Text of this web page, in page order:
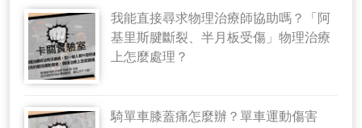
我能直接尋求物理治療師協助嗎？「阿
基里斯腱斷裂、半月板受傷」物理治療
上怎麼處理？
騎單車膝蓋痛怎麼辦？單車運動傷害